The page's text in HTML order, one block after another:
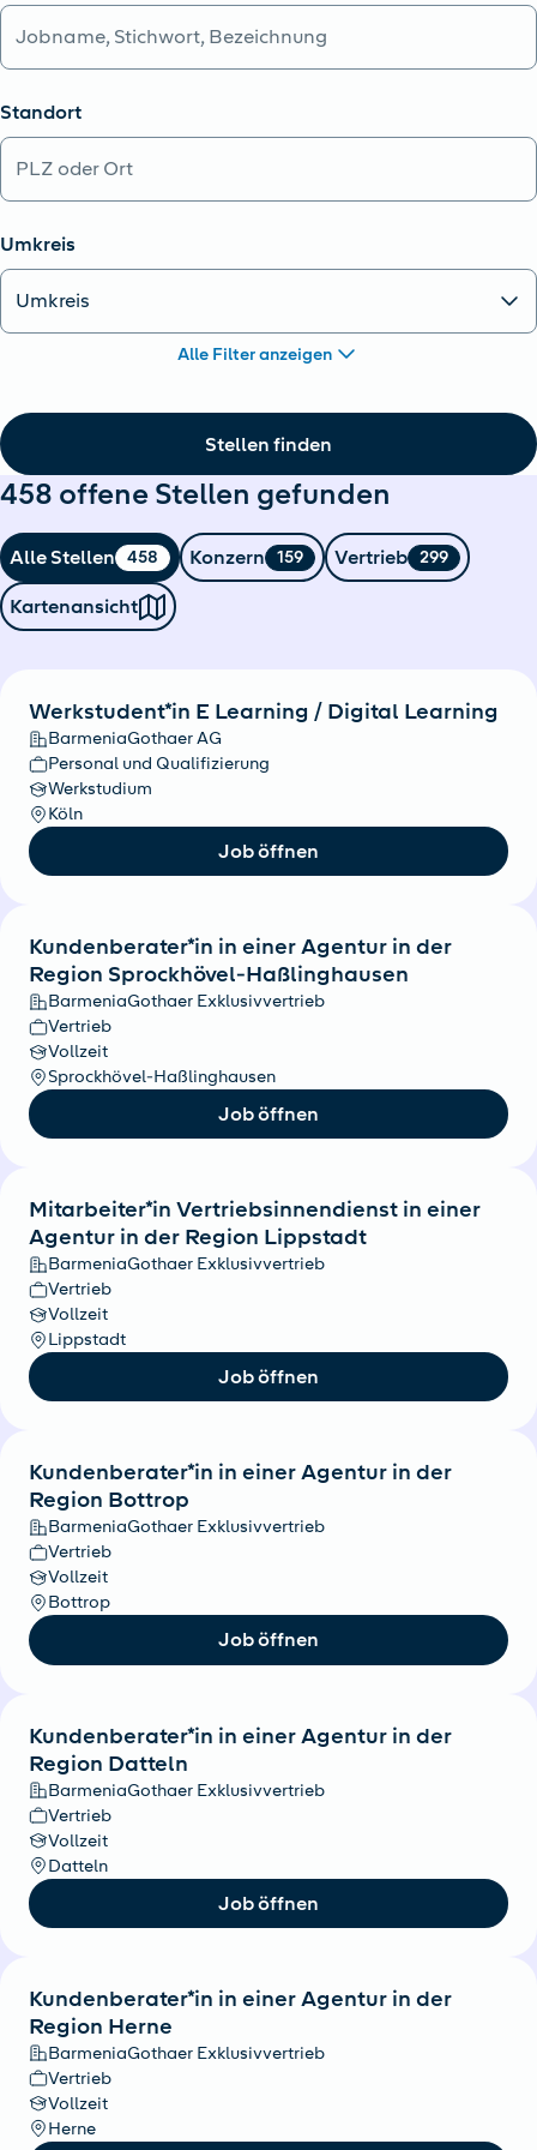
Standort
Umkreis
Alle Filter anzeigen
Stellen finden
458 offene Stellen gefunden
Alle Stellen 458 Konzern 159 Vertrieb 299
Kartenansicht
Werkstudent*in E Learning / Digital Learning
BarmeniaGothaer AG
Personal und Qualifizierung
Werkstudium
Köln
Job öffnen
Kundenberater*in in einer Agentur in der
Region Sprockhövel-Haßlinghausen
BarmeniaGothaer Exklusivvertrieb
Vertrieb
Vollzeit
Sprockhövel-Haßlinghausen
Job öffnen
Mitarbeiter*in Vertriebsinnendienst in einer
Agentur in der Region Lippstadt
BarmeniaGothaer Exklusivvertrieb
Vertrieb
Vollzeit
Lippstadt
Job öffnen
Kundenberater*in in einer Agentur in der
Region Bottrop
BarmeniaGothaer Exklusivvertrieb
Vertrieb
Vollzeit
Bottrop
Job öffnen
Kundenberater*in in einer Agentur in der
Region Datteln
BarmeniaGothaer Exklusivvertrieb
Vertrieb
Vollzeit
Datteln
Job öffnen
Kundenberater*in in einer Agentur in der
Region Herne
BarmeniaGothaer Exklusivvertrieb
Vertrieb
Vollzeit
Herne